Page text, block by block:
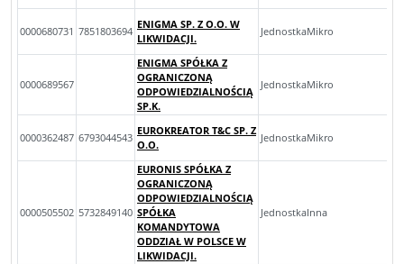
0000680731 7851803694
ENIGMA SP. Z O.O. W
LIKWIDACJI.
JednostkaMikro
0000689567
ENIGMA SPÓŁKA Z
OGRANICZONĄ
ODPOWIEDZIALNOŚCIĄ
SP.K.
JednostkaMikro
0000362487 6793044543
EUROKREATOR T&C SP. Z
O.O.
JednostkaMikro
0000505502 5732849140
EURONIS SPÓŁKA Z
OGRANICZONĄ
ODPOWIEDZIALNOŚCIĄ
SPÓŁKA
KOMANDYTOWA
ODDZIAŁ W POLSCE W
LIKWIDACJI.
JednostkaInna